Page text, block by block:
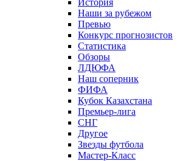
История
Наши за рубежом
Превью
Конкурс прогнозистов
Статистика
Обзоры
ЛДЮФА
Наш соперник
ФИФА
Кубок Казахстана
Премьер-лига
СНГ
Другое
Звезды футбола
Мастер-Класс